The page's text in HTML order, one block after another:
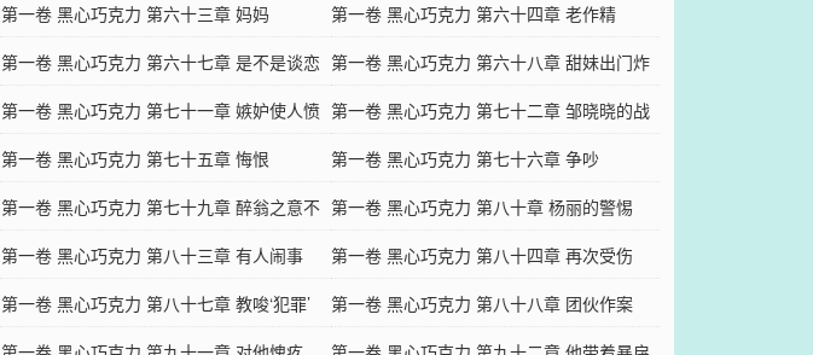
和无情
第一卷 黑心巧克力 第六十三章 妈妈
第一卷 黑心巧克力 第六十四章 老作精
第一卷 黑心巧克力 第六十七章 是不是谈恋
爱了？
第一卷 黑心巧克力 第六十八章 甜妹出门炸
街了
第一卷 黑心巧克力 第七十一章 嫉妒使人愤
怒
第一卷 黑心巧克力 第七十二章 邹晓晓的战
斗力
第一卷 黑心巧克力 第七十五章 悔恨
第一卷 黑心巧克力 第七十六章 争吵
第一卷 黑心巧克力 第七十九章 醉翁之意不
在酒
第一卷 黑心巧克力 第八十章 杨丽的警惕
第一卷 黑心巧克力 第八十三章 有人闹事
第一卷 黑心巧克力 第八十四章 再次受伤
第一卷 黑心巧克力 第八十七章 教唆‘犯罪’
第一卷 黑心巧克力 第八十八章 团伙作案